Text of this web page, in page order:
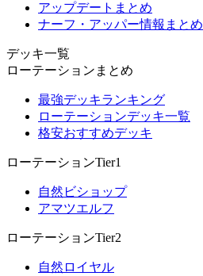
アップデートまとめ
ナーフ・アッパー情報まとめ
デッキ一覧
ローテーションまとめ
最強デッキランキング
ローテーションデッキ一覧
格安おすすめデッキ
ローテーションTier1
自然ビショップ
アマツエルフ
ローテーションTier2
自然ロイヤル